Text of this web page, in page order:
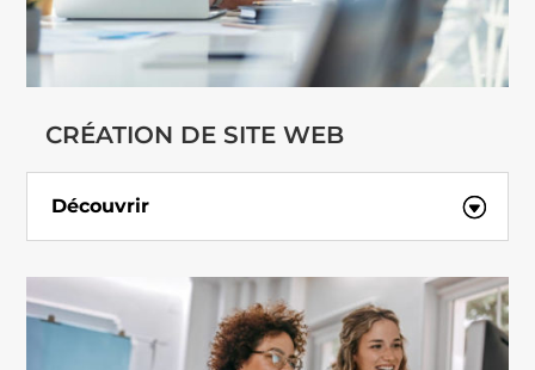
CRÉATION DE SITE WEB
Découvrir